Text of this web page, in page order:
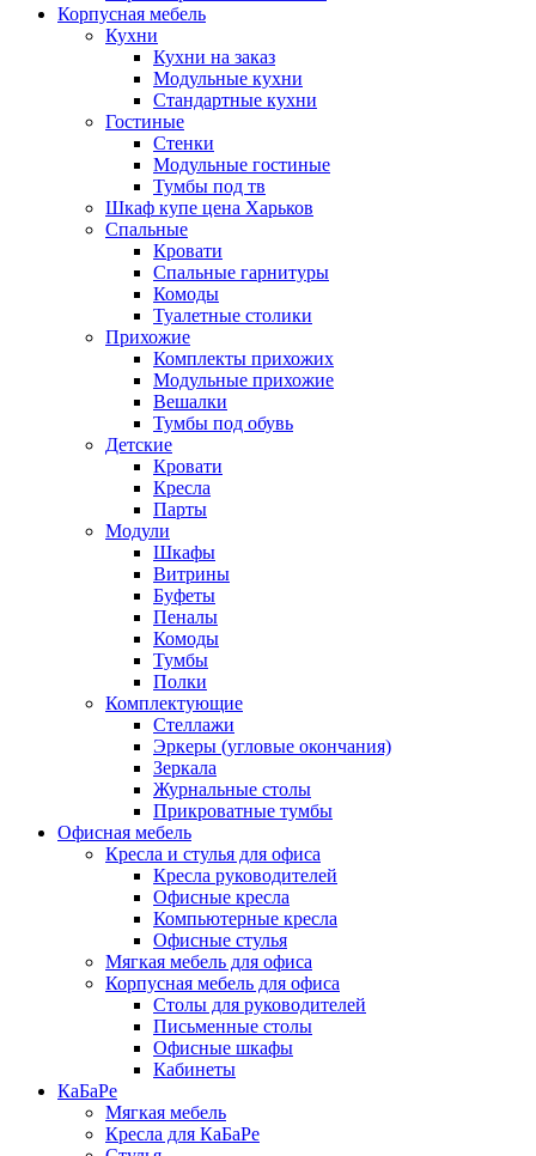
Корпусная мебель
Кухни
Кухни на заказ
Модульные кухни
Стандартные кухни
Гостиные
Стенки
Модульные гостиные
Тумбы под тв
Шкаф купе цена Харьков
Спальные
Кровати
Спальные гарнитуры
Комоды
Туалетные столики
Прихожие
Комплекты прихожих
Модульные прихожие
Вешалки
Тумбы под обувь
Детские
Кровати
Кресла
Парты
Модули
Шкафы
Витрины
Буфеты
Пеналы
Комоды
Тумбы
Полки
Комплектующие
Стеллажи
Эркеры (угловые окончания)
Зеркала
Журнальные столы
Прикроватные тумбы
Офисная мебель
Кресла и стулья для офиса
Кресла руководителей
Офисные кресла
Компьютерные кресла
Офисные стулья
Мягкая мебель для офиса
Корпусная мебель для офиса
Столы для руководителей
Письменные столы
Офисные шкафы
Кабинеты
КаБаРе
Мягкая мебель
Кресла для КаБаРе